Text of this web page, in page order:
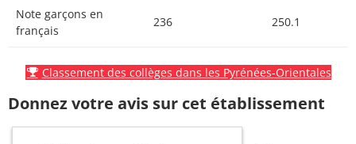
Note garçons en
français
236 250.1
Classement des collèges dans les Pyrénées-Orientales
Donnez votre avis sur cet établissement